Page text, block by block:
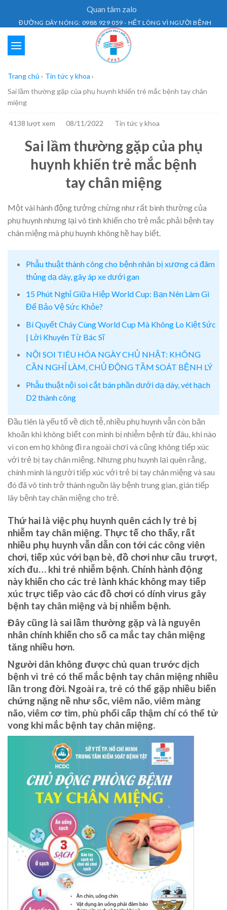
Quan tâm zalo
ĐƯỜNG DÂY NÓNG: 0988 929 059 - HẾT LÒNG VÌ NGƯỜI BỆNH
Trang chủ › Tin tức y khoa ›
Sai lầm thường gặp của phụ huynh khiến trẻ mắc bệnh tay chân
miệng
4138 lượt xem 08/11/2022 Tin tức y khoa
Sai lầm thường gặp của phụ
huynh khiến trẻ mắc bệnh
tay chân miệng
Một vài hành động tưởng chừng như rất bình thường của
phụ huynh nhưng lại vô tình khiến cho trẻ mắc phải bệnh tay
chân miệng mà phụ huynh không hề hay biết.
Phẫu thuật thành công cho bệnh nhân bị xương cá đâm
thủng dạ dày, gây áp xe dưới gan
15 Phút Nghỉ Giữa Hiệp World Cup: Bạn Nên Làm Gì
Để Bảo Vệ Sức Khỏe?
Bí Quyết Cháy Cùng World Cup Mà Không Lo Kiệt Sức
| Lời Khuyên Từ Bác Sĩ
NỘI SOI TIÊU HÓA NGÀY CHỦ NHẬT: KHÔNG
CẦN NGHỈ LÀM, CHỦ ĐỘNG TẦM SOÁT BỆNH LÝ
Phẫu thuật nội soi cắt bán phần dưới dạ dày, vét hạch
D2 thành công
Đầu tiên là yếu tố về dịch tễ, nhiều phụ huynh vẫn còn băn
khoăn khi không biết con mình bị nhiễm bệnh từ đâu, khi nào
vì con em họ không đi ra ngoài chơi và cũng không tiếp xúc
với trẻ bị tay chân miệng. Nhưng phụ huynh lại quên rằng,
chính mình là người tiếp xúc với trẻ bị tay chân miệng và sau
đó đã vô tình trở thành nguồn lây bệnh trung gian, gián tiếp
lây bệnh tay chân miệng cho trẻ.
Thứ hai là việc phụ huynh quên cách ly trẻ bị
nhiễm tay chân miệng. Thực tế cho thấy, rất
nhiều phụ huynh vẫn dẫn con tới các công viên
chơi, tiếp xúc với bạn bè, đồ chơi như cầu trượt,
xích đu… khi trẻ nhiễm bệnh. Chính hành động
này khiến cho các trẻ lành khác không may tiếp
xúc trực tiếp vào các đồ chơi có dính virus gây
bệnh tay chân miệng và bị nhiễm bệnh.
Đây cũng là sai lầm thường gặp và là nguyên
nhân chính khiến cho số ca mắc tay chân miệng
tăng nhiều hơn.
Người dân không được chủ quan trước dịch
bệnh vì trẻ có thể mắc bệnh tay chân miệng nhiều
lần trong đời. Ngoài ra, trẻ có thể gặp nhiều biến
chứng nặng nề như sốc, viêm não, viêm màng
não, viêm cơ tim, phù phổi cấp thậm chí có thể tử
vong khi mắc bệnh tay chân miệng.